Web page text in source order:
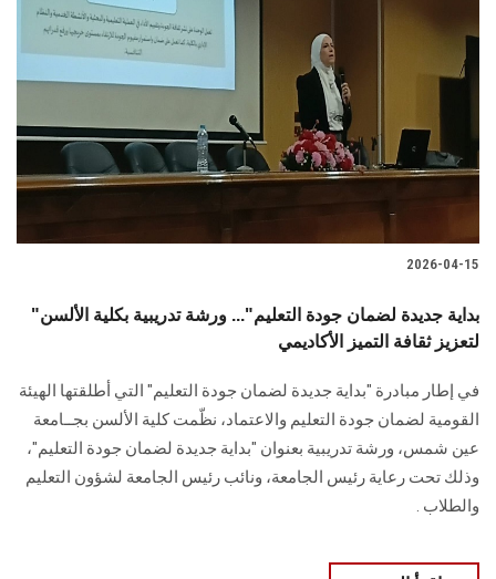
2026-04-15
"بداية جديدة لضمان جودة التعليم"... ورشة تدريبية بكلية الألسن
لتعزيز ثقافة التميز الأكاديمي
في إطار مبادرة "بداية جديدة لضمان جودة التعليم" التي أطلقتها الهيئة
القومية لضمان جودة التعليم والاعتماد، نظّمت كلية الألسن بجــامعة
عين شمس، ورشة تدريبية بعنوان "بداية جديدة لضمان جودة التعليم"،
وذلك تحت رعاية رئيس الجامعة، ونائب رئيس الجامعة لشؤون التعليم
والطلاب .